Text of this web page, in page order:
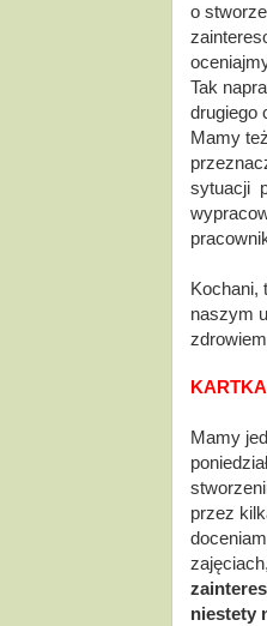
o
Tak
drugiego
Mamy
sytuacji
Kochani,
naszym
Mamy
przez
niestety